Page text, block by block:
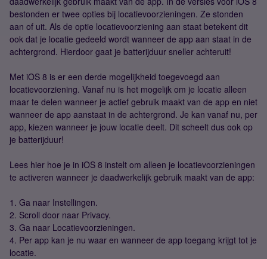
bestonden er twee opties bij locatievoorzieningen. Ze stonden
aan of uit. Als de optie locatievoorziening aan staat betekent dit
ook dat je locatie gedeeld wordt wanneer de app aan staat in de
achtergrond. Hierdoor gaat je batterijduur sneller achteruit!
Met iOS 8 is er een derde mogelijkheid toegevoegd aan
locatievoorziening. Vanaf nu is het mogelijk om je locatie alleen
maar te delen wanneer je actief gebruik maakt van de app en niet
wanneer de app aanstaat in de achtergrond. Je kan vanaf nu, per
app, kiezen wanneer je jouw locatie deelt. Dit scheelt dus ook op
je batterijduur!
Lees hier hoe je in iOS 8 instelt om alleen je locatievoorzieningen
te activeren wanneer je daadwerkelijk gebruik maakt van de app:
1. Ga naar Instellingen.
2. Scroll door naar Privacy.
3. Ga naar Locatievoorzieningen.
4. Per app kan je nu waar en wanneer de app toegang krijgt tot je
locatie.